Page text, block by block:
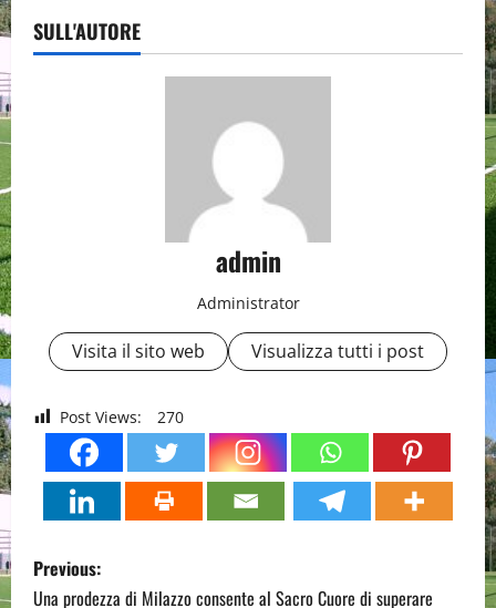
SULL'AUTORE
admin
Administrator
Visita il sito web Visualizza tutti i post
Post Views: 270
P
Previous:
Una prodezza di Milazzo consente al Sacro Cuore di superare